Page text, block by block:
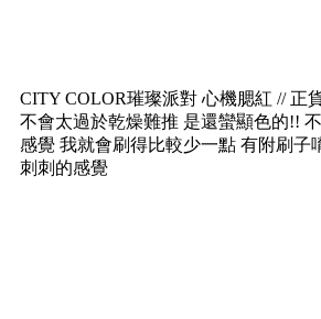
CITY COLOR璀璨派對 心機腮紅 // 正
不會太過於乾燥難推 是還蠻顯色的!!
感覺 我就會刷得比較少一點 有附刷子
刺刺的感覺